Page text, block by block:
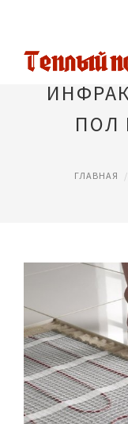
ПОЛ
ГЛАВНАЯ